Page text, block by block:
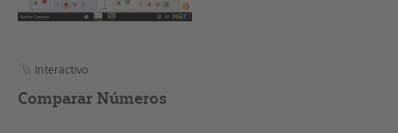
Interactivo
Comparar Números